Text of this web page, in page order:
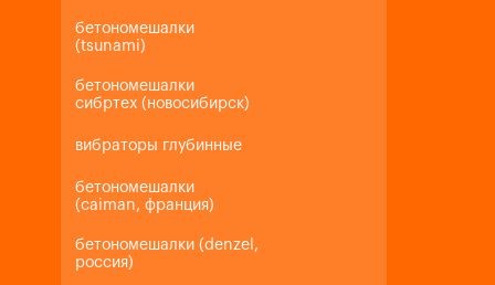
бетономешалки
(tsunami)
бетономешалки
сибртех (новосибирск)
вибраторы глубинные
бетономешалки
(caiman, франция)
бетономешалки (denzel,
россия)